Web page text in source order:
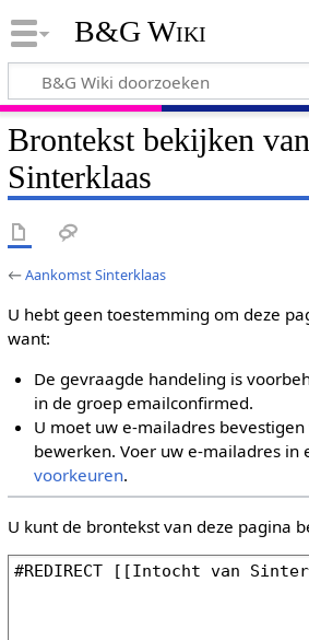
B&G Wiki
Brontekst bekijken
Sinterklaas
←Aankomst Sinterklaas
U hebt geen toestemming om deze
want:
De gevraagde handeling is
in de groep emailconfirmed.
U moet uw e-mailadres
bewerken. Voer uw e-mailadres in
voorkeuren.
U kunt de brontekst van deze pagina